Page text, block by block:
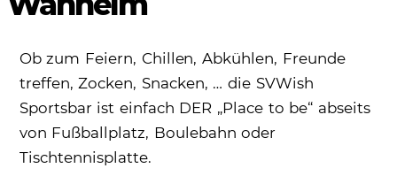
Ob zum Feiern, Chillen, Abkühlen, Freunde
treffen, Zocken, Snacken, … die SVWish
Sportsbar ist einfach DER „Place to be“ abseits
von Fußballplatz, Boulebahn oder
Tischtennisplatte.